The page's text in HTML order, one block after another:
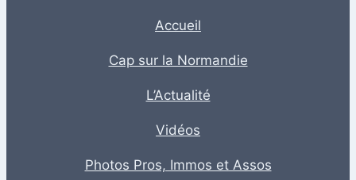
Accueil
Cap sur la Normandie
L’Actualité
Vidéos
Photos Pros, Immos et Assos